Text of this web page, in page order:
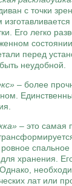
с точки
Его легко
перед
неудобной.
– более
– это самая
хранения.
лат или